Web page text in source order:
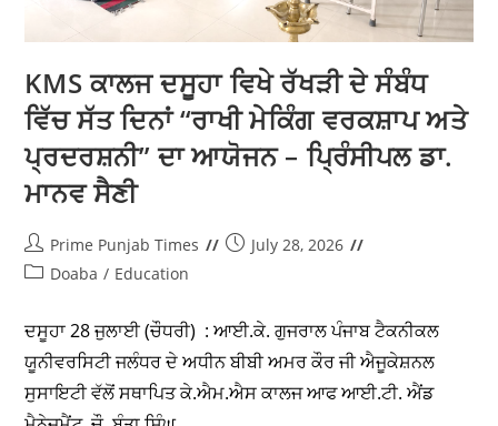
ਵਿਕਾਸ ਅਤੇ ਸਿਖਲਾਈ ਅਫ਼ਸਰ ਰਮਨਦੀਪ ਕੌਰ ਨੇ ਦੱਸਿਆ ਕਿ ਜ਼ਿਲ੍ਹਾ
ਰੋਜ਼ਗਾਰ ਅਤੇ ਕਾਰੋਬਾਰ ਬਿਊਰੋ-ਕਮ-ਮਾਡਲ ਕਰੀਅਰ ਸੈਂਟਰ
ਹੁਸ਼ਿਆਰਪੁਰ ਵੱਲੋਂ ਸਰਕਾਰੀ ਸੀਨੀਅਰ ਸੈਕੰਡਰੀ…
Continue Reading